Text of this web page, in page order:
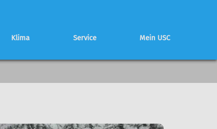
Schwierigkeitsbewertung Programmheft
Partnerhütte Programmheft
Klima Service
Mitglied werden
Mein USC